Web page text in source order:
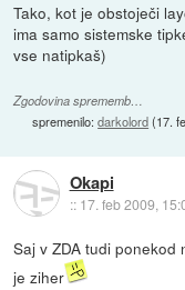
Tako, kot je obstoječi
ima samo sistemske
vse natipkaš)
Zgodovina sprememb…
spremenilo:darkolord(17.
Okapi
:: 17. feb 2009,
Saj v ZDA tudi ponekod
je ziher